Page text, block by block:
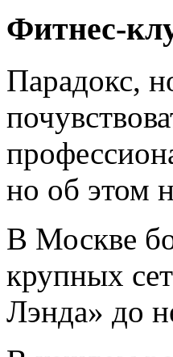
Фитнес-
Парадокс,
но об этом
В Москве
крупных
Лэнда» до